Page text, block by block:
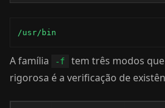
/usr/bin
A família -f
tem três modos
rigorosa é a verificação de